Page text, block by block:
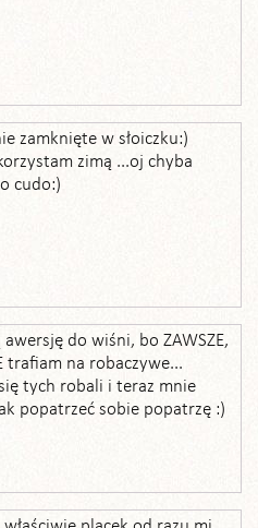
zamknięte w słoiczku:)
zimą ...oj chyba
cudo:)
do wiśni, bo ZAWSZE,
trafiam na robaczywe...
tych robali i teraz mnie
popatrzeć sobie popatrzę :)